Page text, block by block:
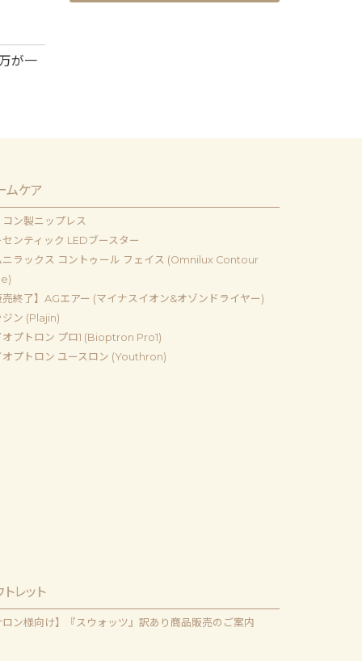
が一
ムケア
ン製ニップレス
ンティック LEDブースター
ニラックス コントゥール フェイス (Omnilux Contour
終了】AGエアー (マイナスイオン&オゾンドライヤー)
ジン (Plajin)
オプトロン プロ1 (Bioptron Pro1)
オプトロン ユースロン (Youthron)
レット
ン様向け】『スウォッツ』訳あり商品販売のご案内